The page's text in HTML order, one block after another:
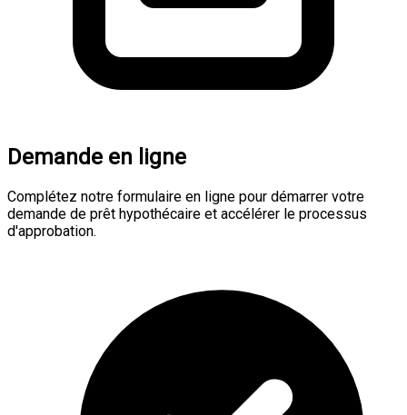
Demande en ligne
Complétez notre formulaire en ligne pour démarrer votre
demande de prêt hypothécaire et accélérer le processus
d'approbation.